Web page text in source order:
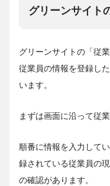
グリーンサイト
グリーンサイトの「従
従業員の情報を登録し
います。
まずは画面に沿って従
順番に情報を入力して
録されている従業員の
の確認があります。